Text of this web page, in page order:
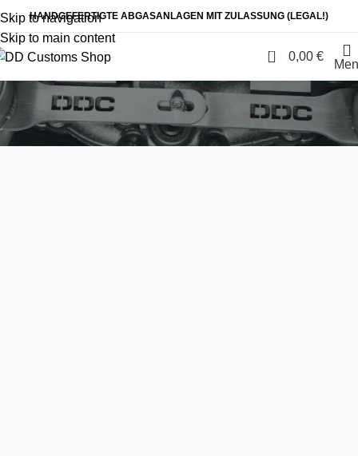
Skip to navigation
Skip to main content
HANDGEFERTIGTE ABGASANLAGEN MIT ZULASSUNG (LEGAL!)
0 0,00 €
DD EXHAUST
Home DD EXHAUST